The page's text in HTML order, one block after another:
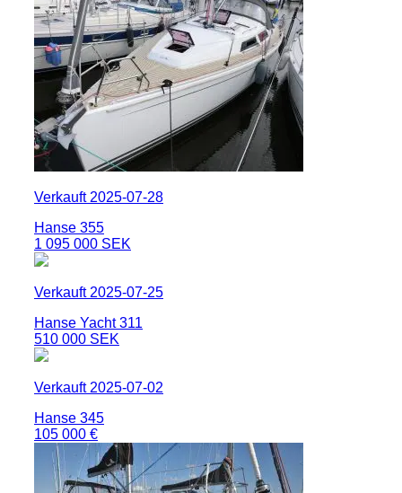
Verkauft 2025-07-28
Hanse 355
1 095 000 SEK
Verkauft 2025-07-25
Hanse Yacht 311
510 000 SEK
Verkauft 2025-07-02
Hanse 345
105 000 €